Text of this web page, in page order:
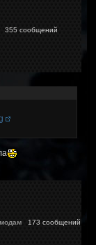
355 сообщений
173 сообщений